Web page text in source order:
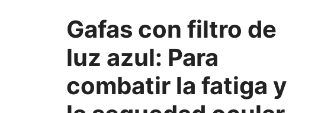
Gafas con filtro de
luz azul: Para
combatir la fatiga y